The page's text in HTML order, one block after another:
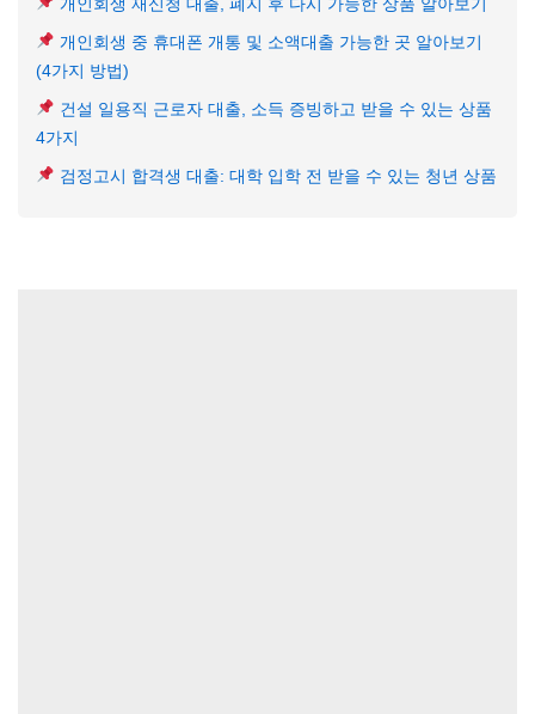
개인회생 중 휴대폰 개통 및 소액대출 가능한 곳 알아보기
(4가지 방법)
건설 일용직 근로자 대출, 소득 증빙하고 받을 수 있는 상품
4가지
검정고시 합격생 대출: 대학 입학 전 받을 수 있는 청년 상품